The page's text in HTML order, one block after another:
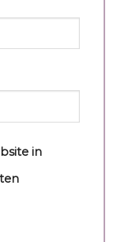
in